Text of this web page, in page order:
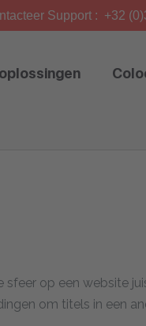
Support : +32
op een website
om titels in een